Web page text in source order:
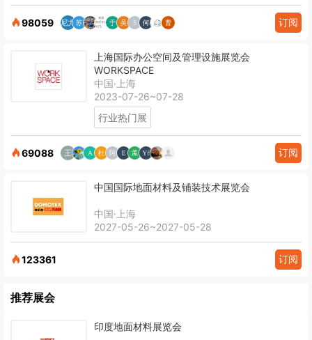
98059 订阅
上海国际办公空间及管理设施展览会
WORKSPACE
中国·上海
2023-07-26~07-28
行业热门展
69088 订阅
中国国际地面材料及铺装技术展览会
中国·上海
2027-05-26~2027-05-28
123361 订阅
推荐展会
印度地面材料展览会